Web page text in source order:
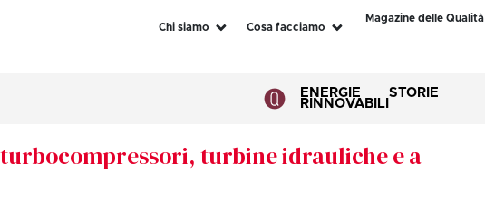
Chi siamo Cosa facciamo
Magazine delle Qualità
ENERGIE
RINNOVABILI
STORIE
turbine idrauliche e a